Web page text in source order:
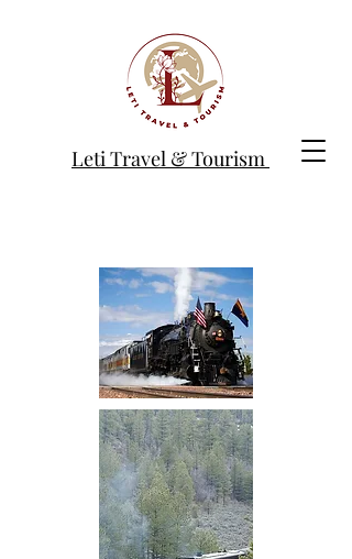
Leti Travel & Tourism